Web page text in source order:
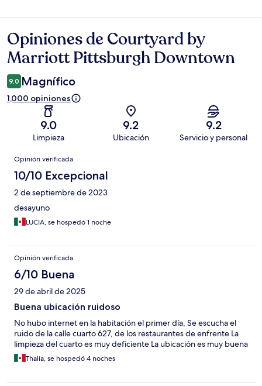
Opiniones
Opiniones de Courtyard by
Marriott Pittsburgh Downtown
9.0 Magnífico
1,000 opiniones
9.0
Limpieza
9.2
Ubicación
9.2
Servicio y personal
Opiniones
Opinión verificada
10/10 Excepcional
2 de septiembre de 2023
desayuno
LUCIA, se hospedó 1 noche
Opinión verificada
6/10 Buena
29 de abril de 2025
Buena ubicación ruidoso
No hubo internet en la habitación el primer día, Se escucha el
ruido de la calle cuarto 627, de los restaurantes de enfrente La
limpieza del cuarto es muy deficiente La ubicación es muy buena
Thalia, se hospedó 4 noches